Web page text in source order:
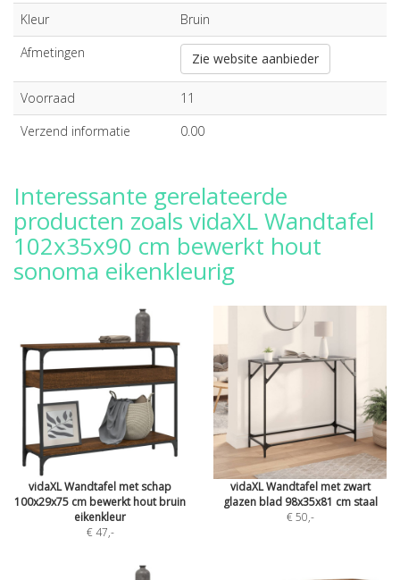
Kleur
Bruin
Afmetingen
Zie website aanbieder
Voorraad
11
Verzend informatie
0.00
Interessante gerelateerde
producten zoals vidaXL Wandtafel
102x35x90 cm bewerkt hout
sonoma eikenkleurig
vidaXL Wandtafel met schap
100x29x75 cm bewerkt hout bruin
eikenkleur
€ 47,-
vidaXL Wandtafel met zwart
glazen blad 98x35x81 cm staal
€ 50,-